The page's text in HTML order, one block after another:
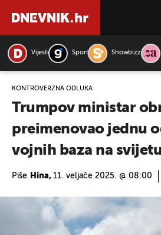
Vijesti Sport Showbizz
KONTROVERZNA ODLUKA
Trumpov ministar
preimenovao jednu
vojnih baza na
Piše Hina, 11. veljače 2025. @ 08:00
PRETRAŽITE VIJESTI